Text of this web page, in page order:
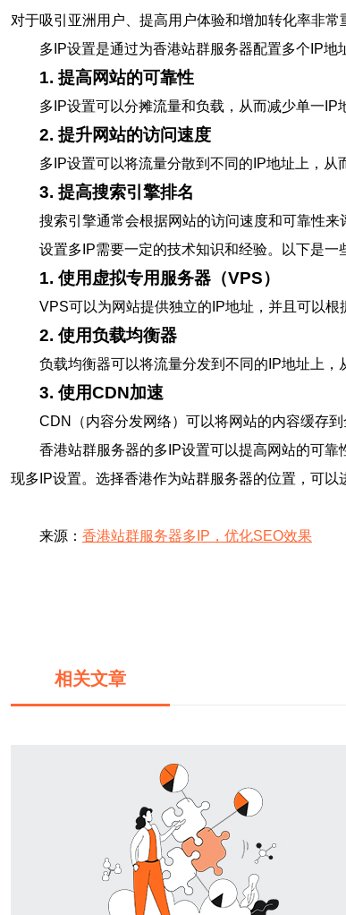
对于吸引亚洲用户、提高用户体验和增加转化率非常
多IP设置是通过为香港站群服务器配置多个IP地
1. 提高网站的可靠性
多IP设置可以分摊流量和负载，从而减少单一IP
2. 提升网站的访问速度
多IP设置可以将流量分散到不同的IP地址上，从
3. 提高搜索引擎排名
搜索引擎通常会根据网站的访问速度和可靠性
设置多IP需要一定的技术知识和经验。以下是一
1. 使用虚拟专用服务器（VPS）
VPS可以为网站提供独立的IP地址，并且可以
2. 使用负载均衡器
负载均衡器可以将流量分发到不同的IP地址上
3. 使用CDN加速
CDN（内容分发网络）可以将网站的内容缓存
香港站群服务器的多IP设置可以提高网站的可
现多IP设置。选择香港作为站群服务器的位置，可
来源： 香港站群服务器多IP，优化SEO效果
相关文章